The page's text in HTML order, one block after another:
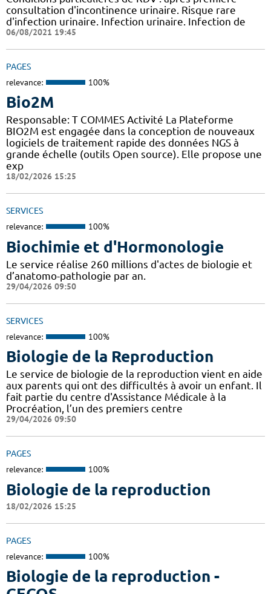
consultation d'incontinence urinaire. Risque rare
d'infection urinaire. Infection urinaire. Infection de
06/08/2021 19:45
PAGES
relevance: 100%
Bio2M
Responsable: T COMMES Activité La Plateforme
BIO2M est engagée dans la conception de nouveaux
logiciels de traitement rapide des données NGS à
grande échelle (outils Open source). Elle propose une
exp
18/02/2026 15:25
SERVICES
relevance: 100%
Biochimie et d'Hormonologie
Le service réalise 260 millions d'actes de biologie et
d’anatomo-pathologie par an.
29/04/2026 09:50
SERVICES
relevance: 100%
Biologie de la Reproduction
Le service de biologie de la reproduction vient en aide
aux parents qui ont des difficultés à avoir un enfant. Il
fait partie du centre d'Assistance Médicale à la
Procréation, l’un des premiers centre
29/04/2026 09:50
PAGES
relevance: 100%
Biologie de la reproduction
18/02/2026 15:25
PAGES
relevance: 100%
Biologie de la reproduction -